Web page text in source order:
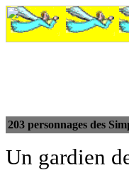
203 personnages des
Un gardien